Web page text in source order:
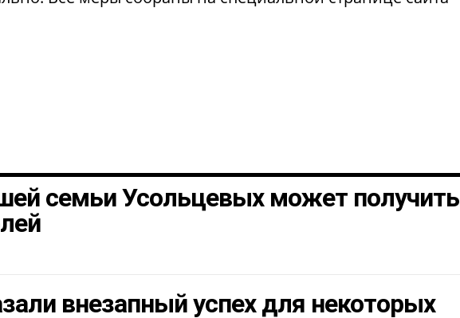
семьи Усольцевых может получить
внезапный успех для некоторых